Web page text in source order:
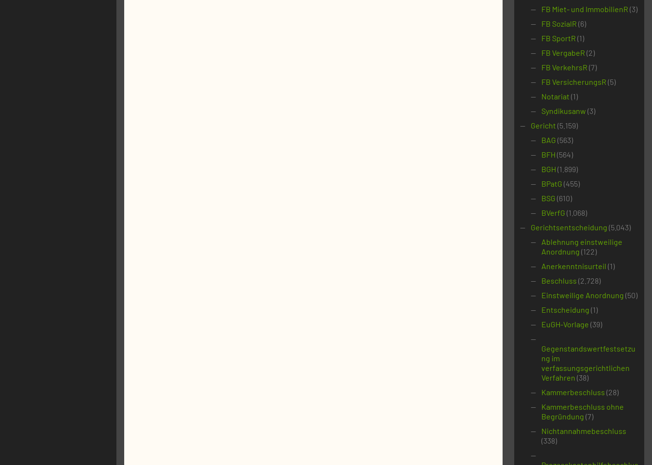
FB Miet- und ImmobilienR (3)
FB SozialR (6)
FB SportR (1)
FB VergabeR (2)
FB VerkehrsR (7)
FB VersicherungsR (5)
Notariat (1)
Syndikusanw (3)
Gericht (5.159)
BAG (563)
BFH (564)
BGH (1.899)
BPatG (455)
BSG (610)
BVerfG (1.068)
Gerichtsentscheidung (5.043)
Ablehnung einstweilige
Anordnung (122)
Anerkenntnisurteil (1)
Beschluss (2.728)
Einstweilige Anordnung (50)
Entscheidung (1)
EuGH-Vorlage (39)
Gegenstandswertfestsetzu
ng im
verfassungsgerichtlichen
Verfahren (38)
Kammerbeschluss (28)
Kammerbeschluss ohne
Begründung (7)
Nichtannahmebeschluss
(338)